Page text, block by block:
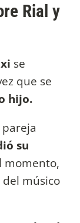
Rial y
se
que se
hijo.
su
momento,
músico